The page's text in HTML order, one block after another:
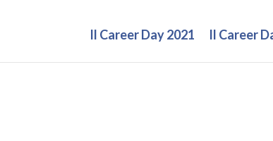
Il Career Day 2021 Il Career